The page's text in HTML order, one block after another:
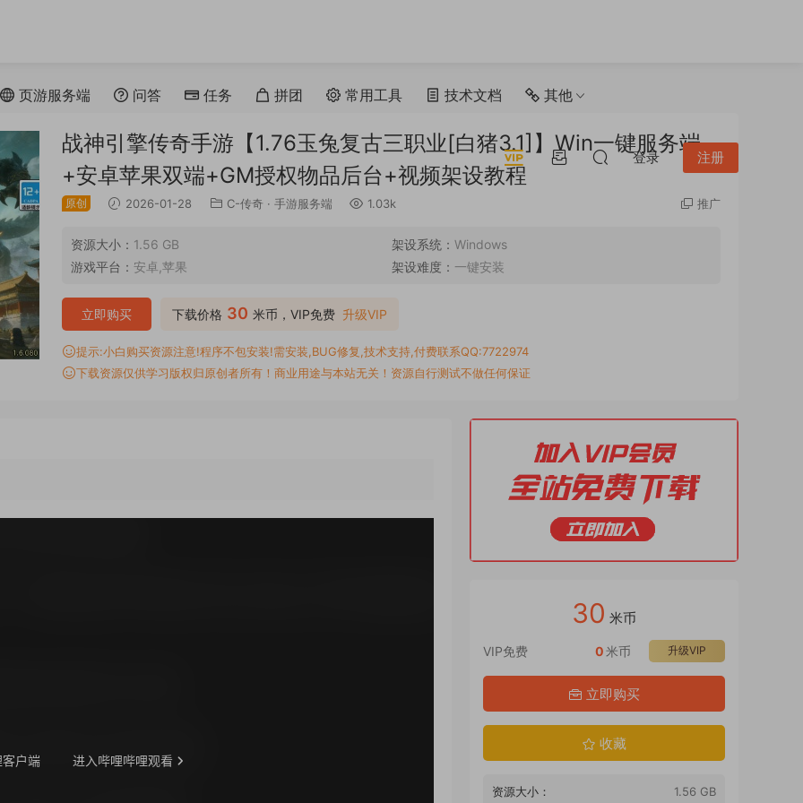
页游服务端 问答 任务 拼团 常用工具 技术文档 其他
登录 注册
战神引擎传奇手游【1.76玉兔复古三职业[白猪3.1]】Win一键服务端
+安卓苹果双端+GM授权物品后台+视频架设教程
原创 2026-01-28 C-传奇 · 手游服务端 1.03k 推广
资源大小： 1.56 GB 架设系统： Windows
游戏平台： 安卓,苹果 架设难度： 一键安装
下载价格 30 米币，VIP免费 升级VIP
立即购买
提示:小白购买资源注意!程序不包安装!需安装,BUG修复,技术支持,付费联系QQ:7722974
下载资源仅供学习版权归原创者所有！商业用途与本站无关！资源自行测试不做任何保证
30 米币
VIP免费 升级VIP
0米币
立即购买
收藏
资源大小： 1.56 GB